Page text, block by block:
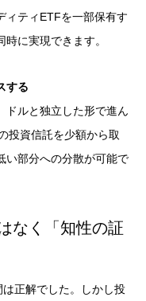
ィティETFを一部保有す
に実現できます。
する
ドルと独立した形で進ん
投資信託を少額から取
い部分への分散が可能で
なく「知性の証
は正解でした。しかし投